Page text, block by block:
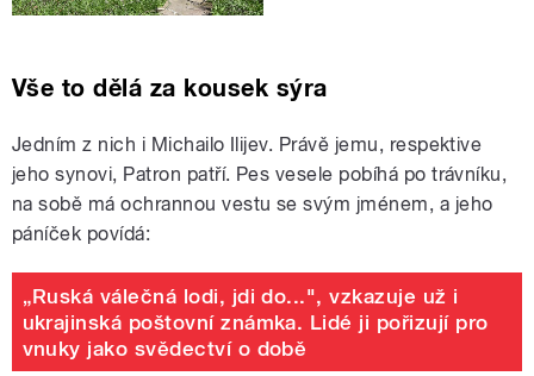
Vše to dělá za kousek sýra
Jedním z nich i Michailo Ilijev. Právě jemu, respektive
jeho synovi, Patron patří. Pes vesele pobíhá po trávníku,
na sobě má ochrannou vestu se svým jménem, a jeho
páníček povídá:
„Ruská válečná lodi, jdi do...", vzkazuje už i
ukrajinská poštovní známka. Lidé ji pořizují pro
vnuky jako svědectví o době